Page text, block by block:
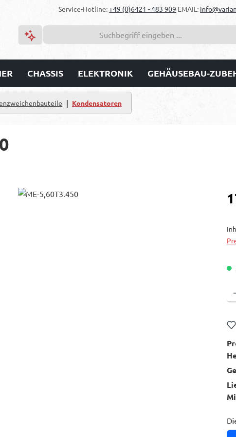
Service-Hotline:+49 (0)6421 - 483 909 EMAIL:
CHASSIS ELEKTRONIK GEHÄUSEBAU-
| Kondensatoren